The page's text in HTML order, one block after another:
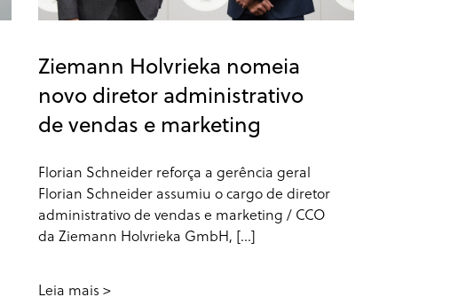
Ziemann Holvrieka nomeia
novo diretor administrativo
de vendas e marketing
Florian Schneider reforça a gerência geral
Florian Schneider assumiu o cargo de diretor
administrativo de vendas e marketing / CCO
da Ziemann Holvrieka GmbH, [...]
Leia mais